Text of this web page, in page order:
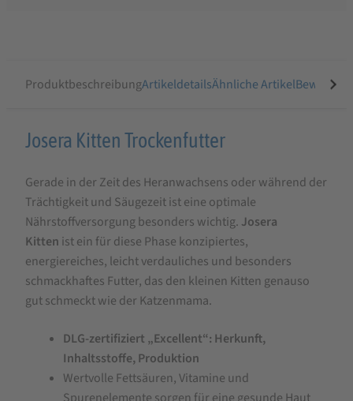
ProduktbeschreibungArtikeldetailsÄhnliche Artikel
Produktbeschreibung
Josera
Kitten
Trockenfutter
Josera Kitten Trockenfutter
Gerade in der Zeit des Heranwachsens oder während der
Trächtigkeit und Säugezeit ist eine optimale
Nährstoffversorgung besonders wichtig. Josera
Kitten ist ein für diese Phase konzipiertes,
energiereiches, leicht verdauliches und besonders
schmackhaftes Futter, das den kleinen Kitten genauso
gut schmeckt wie der Katzenmama.
DLG-zertifiziert „Excellent“: Herkunft,
Inhaltsstoffe, Produktion
Wertvolle Fettsäuren, Vitamine und
Spurenelemente sorgen für eine gesunde Haut